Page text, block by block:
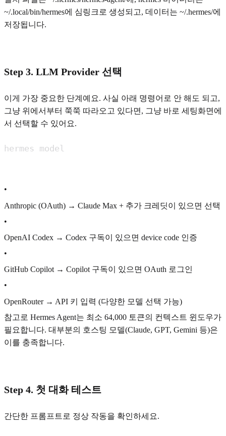
~/.local/bin/hermes에 심링크로 생성되고, 데이터는 ~/.hermes/에
저장됩니다.
Step 3. LLM Provider 선택
이게 가장 중요한 단계예요. 사실 아래 명령어로 안 해도 되고,
그냥 위에서부터 쭉쭉 따라오고 있다면, 그냥 바로 세팅화면에
서 선택할 수 있어요.
hermes model
•
Anthropic (OAuth) → Claude Max + 추가 크레딧이 있으면 선택
•
OpenAI Codex → Codex 구독이 있으면 device code 인증
•
GitHub Copilot → Copilot 구독이 있으면 OAuth 로그인
•
OpenRouter → API 키 입력 (다양한 모델 선택 가능)
참고로 Hermes Agent는 최소 64,000 토큰의 컨텍스트 윈도우가
필요합니다. 대부분의 호스팅 모델(Claude, GPT, Gemini 등)은
이를 충족합니다.
Step 4. 첫 대화 테스트
간단한 프롬프트로 정상 작동을 확인하세요.